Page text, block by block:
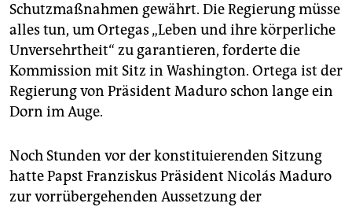
Schutzmaßnahmen gewährt. Die Regierung müsse
alles tun, um Ortegas „Leben und ihre körperliche
Unversehrtheit“ zu garantieren, forderte die
Kommission mit Sitz in Washington. Ortega ist der
Regierung von Präsident Maduro schon lange ein
Dorn im Auge.
Noch Stunden vor der konstituierenden Sitzung
hatte Papst Franziskus Präsident Nicolás Maduro
zur vorrübergehenden Aussetzung der